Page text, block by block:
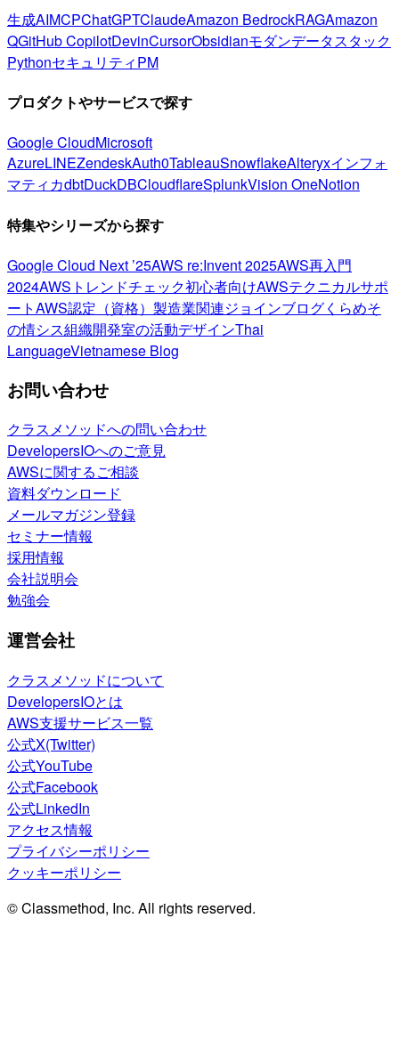
生成AIMCPChatGPTClaudeAmazon BedrockRAGAmazon
QGitHub CopilotDevinCursorObsidianモダンデータスタック
PythonセキュリティPM
プロダクトやサービスで探す
Google CloudMicrosoft
AzureLINEZendeskAuth0TableauSnowflakeAlteryxインフォ
マティカdbtDuckDBCloudflareSplunkVision OneNotion
特集やシリーズから探す
Google Cloud Next ’25AWS re:Invent 2025AWS再入門
2024AWSトレンドチェック初心者向けAWSテクニカルサポ
ートAWS認定（資格） 製造業関連ジョインブログくらめそ
の情シス組織開発室の活動デザインThai
LanguageVietnamese Blog
お問い合わせ
クラスメソッドへの問い合わせ
DevelopersIOへのご意見
AWSに関するご相談
資料ダウンロード
メールマガジン登録
セミナー情報
採用情報
会社説明会
勉強会
運営会社
クラスメソッドについて
DevelopersIOとは
AWS支援サービス一覧
公式X(Twitter)
公式YouTube
公式Facebook
公式LinkedIn
アクセス情報
プライバシーポリシー
クッキーポリシー
© Classmethod, Inc. All rights reserved.